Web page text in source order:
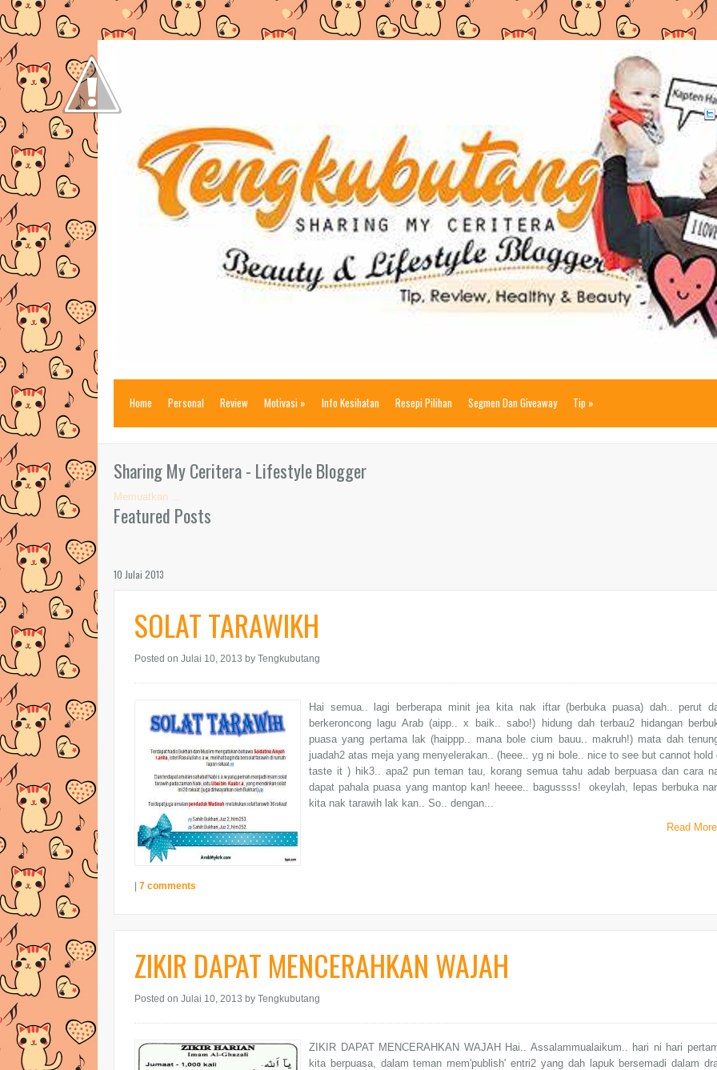
Home Personal Review Motivasi » Info Kesihatan Resepi Pilihan Segmen Dan Giveaway Tip »
Sharing My Ceritera - Lifestyle Blogger
Memuatkan ...
Featured Posts
10 Julai 2013
SOLAT TARAWIKH
Posted on Julai 10, 2013 by Tengkubutang
Hai semua.. lagi berberapa minit jea kita nak iftar (berbuka puasa) dah.. perut
berkeroncong lagu Arab (aipp.. x baik.. sabo!) hidung dah terbau2 hidangan
puasa yang pertama lak (haippp.. mana bole cium bauu.. makruh!) mata dah
juadah2 atas meja yang menyelerakan.. (heee.. yg ni bole.. nice to see but cannot hold
taste it ) hik3.. apa2 pun teman tau, korang semua tahu adab berpuasa dan cara
dapat pahala puasa yang mantop kan! heeee.. bagussss! okeylah, lepas berbuka
kita nak tarawih lak kan.. So.. dengan...
Read More
| 7 comments
ZIKIR DAPAT MENCERAHKAN WAJAH
Posted on Julai 10, 2013 by Tengkubutang
ZIKIR DAPAT MENCERAHKAN WAJAH Hai.. Assalammualaikum.. hari ni hari
kita berpuasa, dalam teman mem'publish' entri2 yang dah lapuk bersemadi dalam